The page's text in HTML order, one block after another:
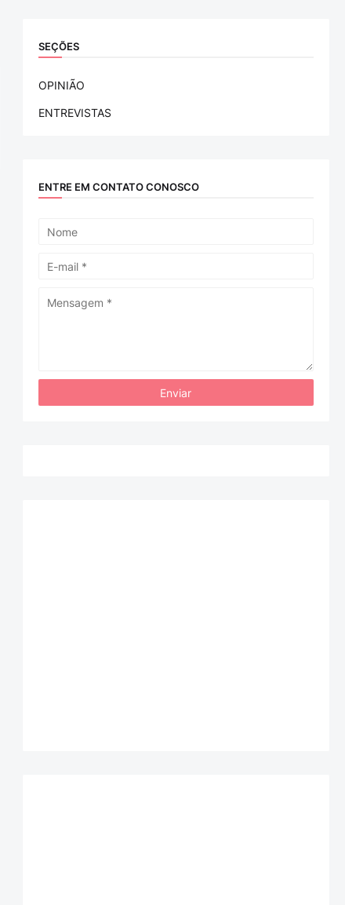
SEÇÕES
OPINIÃO
ENTREVISTAS
ENTRE EM CONTATO CONOSCO